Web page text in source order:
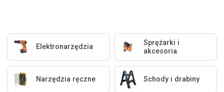
Elektronarzędzia
Sprężarki i
akcesoria
Narzędzia ręczne Schody i drabiny